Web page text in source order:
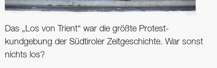
Das „Los von Trient“ war die größte Protest­
kundgebung der Südtiroler ­Zeitgeschichte. War sonst
nichts los?